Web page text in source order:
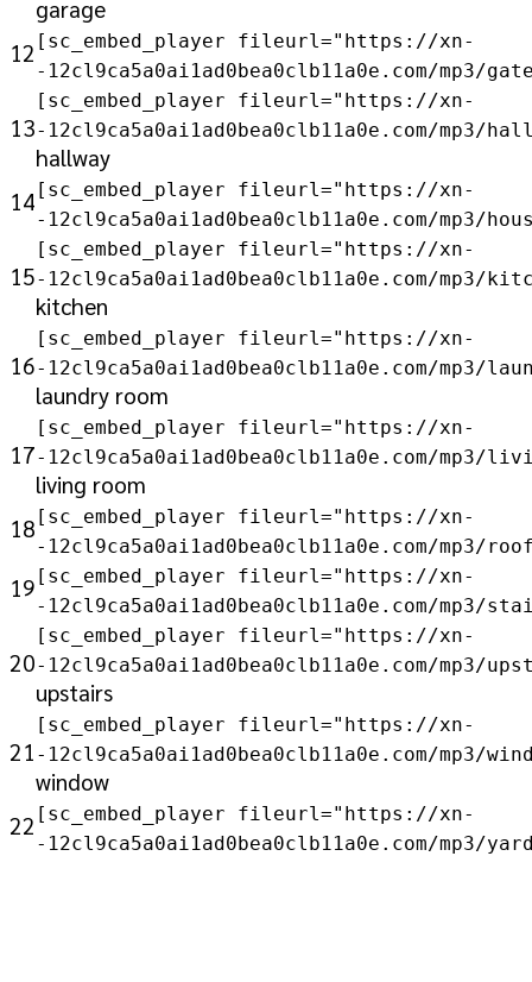
garage
12 [sc_embed_player fileurl="https://xn-
-12cl9ca5a0ai1ad0bea0clb11a0e.com/mp3/
13
[sc_embed_player fileurl="https://xn-
-12cl9ca5a0ai1ad0bea0clb11a0e.com/mp3/
hallway
14 [sc_embed_player fileurl="https://xn-
-12cl9ca5a0ai1ad0bea0clb11a0e.com/mp3/
15
[sc_embed_player fileurl="https://xn-
-12cl9ca5a0ai1ad0bea0clb11a0e.com/mp3/
kitchen
16
[sc_embed_player fileurl="https://xn-
-12cl9ca5a0ai1ad0bea0clb11a0e.com/mp3/
laundry room
17
[sc_embed_player fileurl="https://xn-
-12cl9ca5a0ai1ad0bea0clb11a0e.com/mp3/
living room
18 [sc_embed_player fileurl="https://xn-
-12cl9ca5a0ai1ad0bea0clb11a0e.com/mp3/
19 [sc_embed_player fileurl="https://xn-
-12cl9ca5a0ai1ad0bea0clb11a0e.com/mp3/
20
[sc_embed_player fileurl="https://xn-
-12cl9ca5a0ai1ad0bea0clb11a0e.com/mp3/
upstairs
21
[sc_embed_player fileurl="https://xn-
-12cl9ca5a0ai1ad0bea0clb11a0e.com/mp3/
window
22 [sc_embed_player fileurl="https://xn-
-12cl9ca5a0ai1ad0bea0clb11a0e.com/mp3/